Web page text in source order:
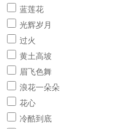
蓝莲花
光辉岁月
过火
黄土高坡
眉飞色舞
浪花一朵朵
花心
冷酷到底